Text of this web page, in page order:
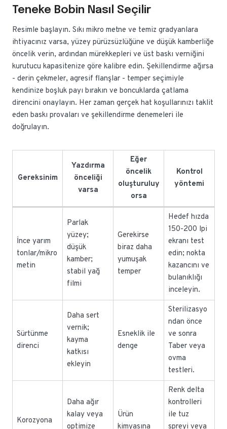
Teneke Bobin Nasıl Seçilir
Resimle başlayın. Sıkı mikro metne ve temiz gradyanlara
ihtiyacınız varsa, yüzey pürüzsüzlüğüne ve düşük kamberliğe
öncelik verin, ardından mürekkepleri ve üst baskı verniğini
kurutucu kapasitenize göre kalibre edin. Şekillendirme ağırsa
- derin çekmeler, agresif flanşlar - temper seçimiyle
kendinize boşluk payı bırakın ve boncuklarda çatlama
direncini onaylayın. Her zaman gerçek hat koşullarınızı taklit
eden baskı provaları ve şekillendirme denemeleri ile
doğrulayın.
Gereksinim
Yazdırma
önceliği
varsa
Eğer
öncelik
oluşturuluy
orsa
Kontrol
yöntemi
İnce yarım
tonlar/mikro
metin
Parlak
yüzey;
düşük
kamber;
stabil yağ
filmi
Gerekirse
biraz daha
yumuşak
temper
Hedef hızda
150-200 lpi
ekranı test
edin; nokta
kazancını ve
bulanıklığı
inceleyin.
Sürtünme
direnci
Daha sert
vernik;
kayma
katkısı
ekleyin
Esneklik ile
denge
Sterilizasyo
ndan önce
ve sonra
Taber veya
ovma
testleri.
Korozyona
Daha ağır
kalay veya
optimize
Ürün
kimyasına
Renk delta
kontrolleri
ile tuz
spreyi veya